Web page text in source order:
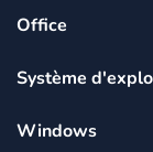
Office
Système
Windows